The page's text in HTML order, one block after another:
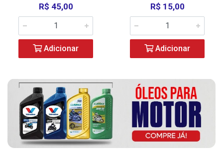
R$ 45,00
Adicionar
R$ 15,00
Adicionar